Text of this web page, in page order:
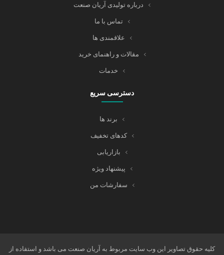
درباره تولیدی آریان صنعت
تماس با ما
علاقمندی ها
مقالات و راهنمای خرید
خدمات
دسترسی سریع
برند ها
کدهای تخفیف
بازاریابی
پیشنهاد ویژه
سفارشات من
کلیه حقوق تصاویر این وب سایت مربوط به آریان صنعت می باشد و استفاده از